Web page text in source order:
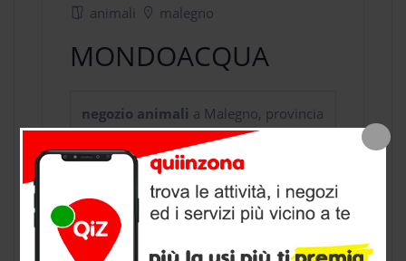
animali malegno
MONDOACQUA
negozio animali a Malegno, provincia
di Brescia